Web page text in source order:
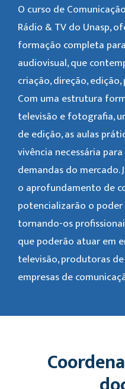
O curso de
Rádio & TV do Unasp,
formação completa
audiovisual, que
criação, direção,
Com uma estrutura
televisão e fotografia,
de edição, as aulas
vivência necessária
demandas do mercado.
o aprofundamento de
potencializarão o
tornando-os
que poderão atuar em
televisão, produtoras
empresas de